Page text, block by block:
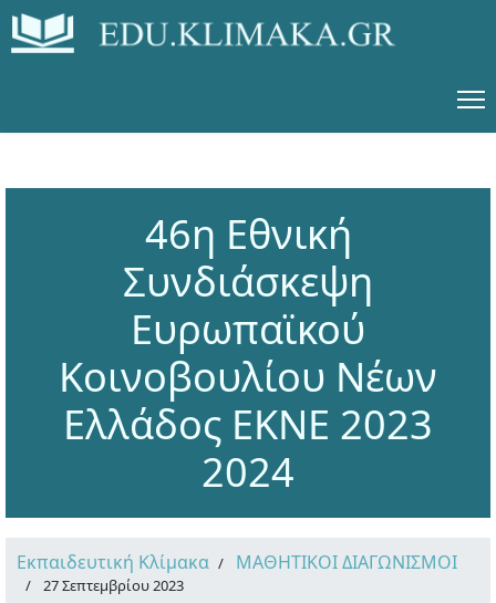
46η Εθνική
Συνδιάσκεψη
Ευρωπαϊκού
Κοινοβουλίου Νέων
Ελλάδος ΕΚΝΕ 2023
2024
Εκπαιδευτική Κλίμακα ΜΑΘΗΤΙΚΟΙ ΔΙΑΓΩΝΙΣΜΟΙ
27 Σεπτεμβρίου 2023